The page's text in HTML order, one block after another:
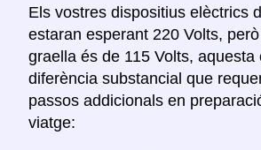
Els vostres dispositius elèctrics
estaran esperant 220 Volts,
graella és de 115 Volts, aquesta
diferència substancial que
passos addicionals en
viatge: